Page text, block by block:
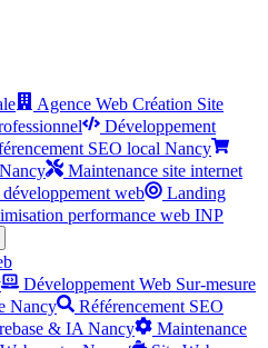
Agence Web Création Site
Développement
SEO local Nancy
Maintenance site internet
web
Landing
performance web INP
Développement Web Sur-mesure
Nancy
Référencement SEO
& IA Nancy
Maintenance